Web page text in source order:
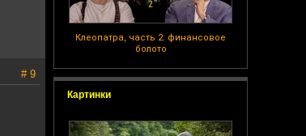
Клеопатра, часть 2: финансовое
болото
Картинки
# 9